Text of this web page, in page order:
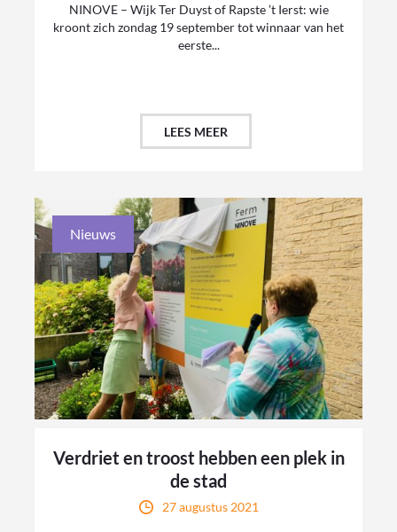
NINOVE – Wijk Ter Duyst of Rapste ’t Ierst: wie
kroont zich zondag 19 september tot winnaar van het
eerste...
LEES MEER
Nieuws
Verdriet en troost hebben een plek in
de stad
27 augustus 2021